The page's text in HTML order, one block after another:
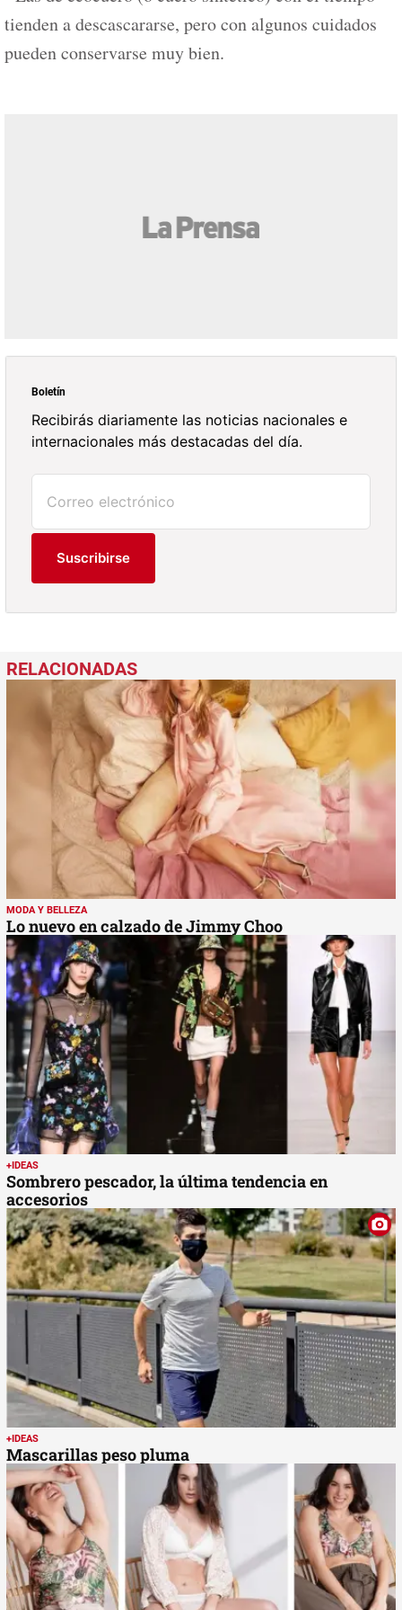
tienden a descascararse, pero con algunos cuidados
pueden conservarse muy bien.
Boletín
Recibirás diariamente las noticias nacionales e
internacionales más destacadas del día.
Suscribirse
MODA Y BELLEZA
Lo nuevo en calzado de Jimmy Choo
+IDEAS
Sombrero pescador, la última tendencia en
accesorios
+IDEAS
Mascarillas peso pluma